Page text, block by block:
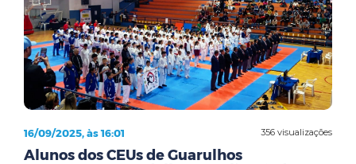
356 visualizações
16/09/2025, às 16:01
Alunos dos CEUs de Guarulhos